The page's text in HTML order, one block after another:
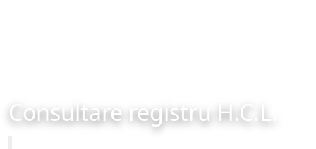
Consultare registru H.C.L.